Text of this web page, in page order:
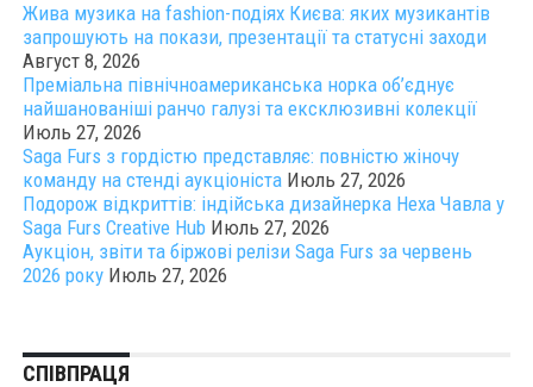
Жива музика на fashion-подіях Києва: яких музикантів
запрошують на покази, презентації та статусні заходи
Август 8, 2026
Преміальна північноамериканська норка об’єднує
найшанованіші ранчо галузі та ексклюзивні колекції
Июль 27, 2026
Saga Furs з гордістю представляє: повністю жіночу
команду на стенді аукціоніста Июль 27, 2026
Подорож відкриттів: індійська дизайнерка Неха Чавла у
Saga Furs Creative Hub Июль 27, 2026
Аукціон, звіти та біржові релізи Saga Furs за червень
2026 року Июль 27, 2026
СПІВПРАЦЯ